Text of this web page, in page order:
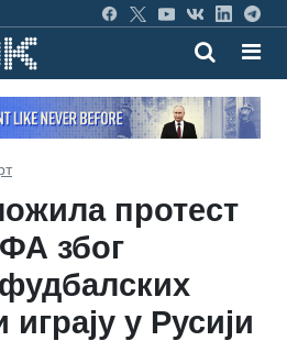
протест
због
у Русији